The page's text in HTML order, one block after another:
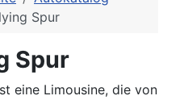
Spur
Spur
eine Limousine, die von